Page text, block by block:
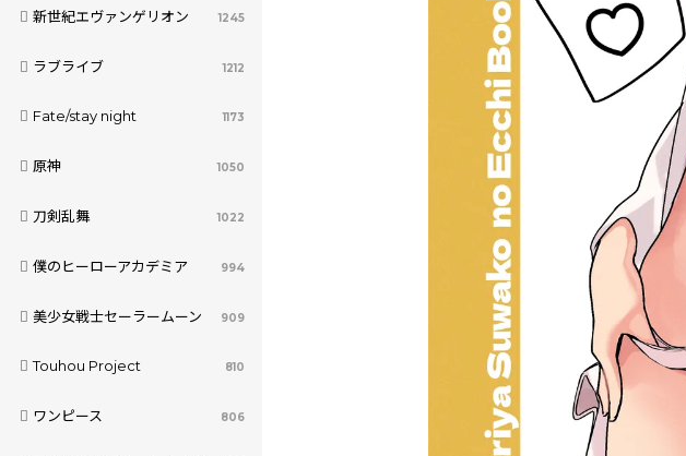
新世紀エヴァンゲリオン 1245
ラブライブ 1212
Fate/stay night 1173
原神 1050
刀剣乱舞 1022
僕のヒーローアカデミア 994
美少女戦士セーラームーン 909
Touhou Project 810
ワンピース 806